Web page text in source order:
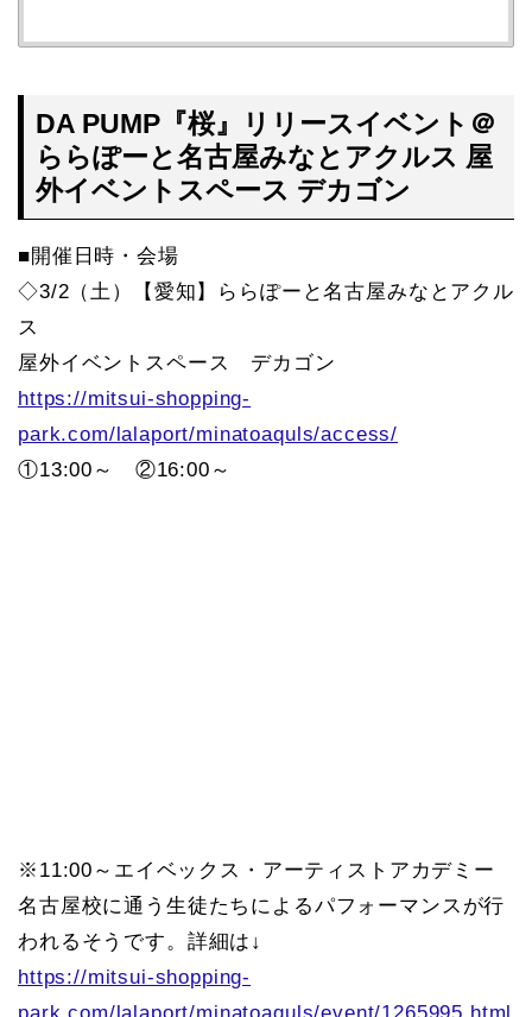
DA PUMP『桜』リリースイベント＠
ららぽーと名古屋みなとアクルス 屋
外イベントスペース デカゴン
■開催日時・会場
◇3/2（土）【愛知】ららぽーと名古屋みなとアクル
ス
屋外イベントスペース デカゴン
https://mitsui-shopping-
park.com/lalaport/minatoaquls/access/
①13:00～ ②16:00～
※11:00～エイベックス・アーティストアカデミー
名古屋校に通う生徒たちによるパフォーマンスが行
われるそうです。詳細は↓
https://mitsui-shopping-